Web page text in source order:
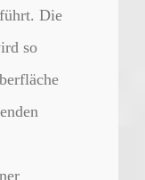
Die
so